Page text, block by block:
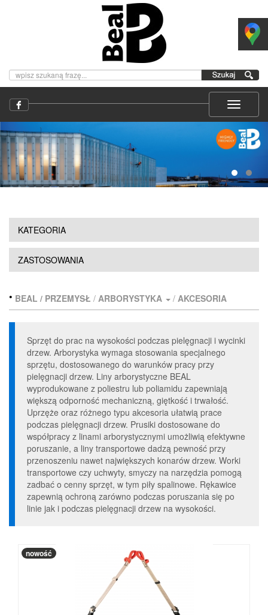
KATEGORIA
ZASTOSOWANIA
• BEAL / PRZEMYSŁ / ARBORYSTYKA / AKCESORIA
Sprzęt do prac na wysokości podczas pielęgnacji i wycinki
drzew. Arborystyka wymaga stosowania specjalnego
sprzętu, dostosowanego do warunków pracy przy
pielęgnacji drzew. Liny arborystyczne BEAL
wyprodukowane z poliestru lub poliamidu zapewniają
większą odporność mechaniczną, giętkość i trwałość.
Uprzęże oraz różnego typu akcesoria ułatwią prace
podczas pielęgnacji drzew. Prusiki dostosowane do
współpracy z linami arborystycznymi umożliwią efektywne
poruszanie, a liny transportowe dadzą pewność przy
przenoszeniu nawet największych konarów drzew. Worki
transportowe czy uchwyty, smyczy na narzędzia pomogą
zadbać o cenny sprzęt, w tym piły spalinowe. Rękawice
zapewnią ochroną zarówno podczas poruszania się po
linie jak i podczas pielęgnacji drzew na wysokości.
nowość